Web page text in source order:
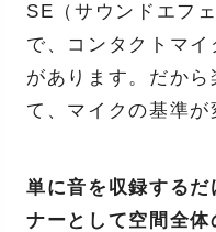
SE（サウンドエフ
で、コンタクトマ
があります。だか
て、マイクの基準が
単に音を収録する
ナーとして空間全体